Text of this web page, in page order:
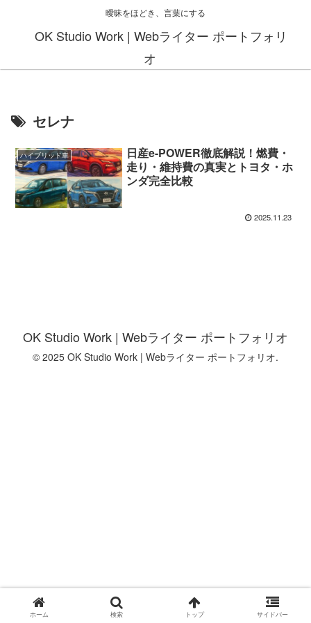
曖昧をほどき、言葉にする
OK Studio Work | Webライター ポートフォリ
オ
セレナ
ハイブリッド車
日産e-POWER徹底解説！燃費・
走り・維持費の真実とトヨタ・ホ
ンダ完全比較
2025.11.23
OK Studio Work | Webライター ポートフォリオ
© 2025 OK Studio Work | Webライター ポートフォリオ.
ホーム 検索 トップ サイドバー